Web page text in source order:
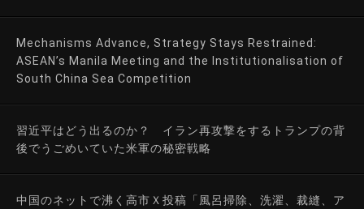
Mechanisms Advance, Strategy Stays Restrained:
ASEAN’s Manila Meeting and the Institutionalisation of
South China Sea Competition
習近平はどう出るのか？ イラン再攻撃をするトランプの背
後でうごめいていた米軍の秘密戦略
中国のネットで沸く高市Ｘ投稿「風呂掃除、洗濯、裁縫、ア